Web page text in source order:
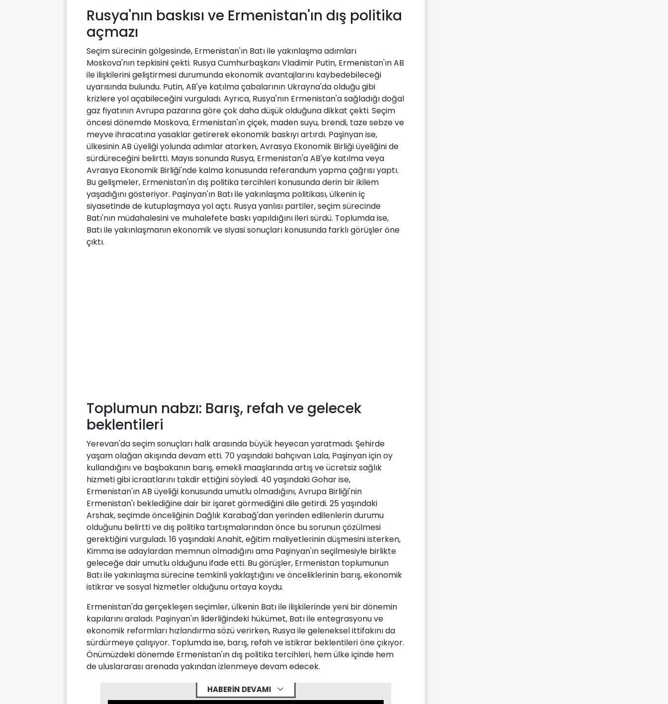
Rusya'nın baskısı ve Ermenistan'ın dış politika
açmazı
Seçim sürecinin gölgesinde, Ermenistan'ın Batı ile yakınlaşma adımları
Moskova'nın tepkisini çekti. Rusya Cumhurbaşkanı Vladimir Putin, Ermenistan'ın AB
ile ilişkilerini geliştirmesi durumunda ekonomik avantajlarını kaybedebileceği
uyarısında bulundu. Putin, AB'ye katılma çabalarının Ukrayna'da olduğu gibi
krizlere yol açabileceğini vurguladı. Ayrıca, Rusya'nın Ermenistan'a sağladığı doğal
gaz fiyatının Avrupa pazarına göre çok daha düşük olduğuna dikkat çekti. Seçim
öncesi dönemde Moskova, Ermenistan'ın çiçek, maden suyu, brendi, taze sebze ve
meyve ihracatına yasaklar getirerek ekonomik baskıyı artırdı. Paşinyan ise,
ülkesinin AB üyeliği yolunda adımlar atarken, Avrasya Ekonomik Birliği üyeliğini de
sürdüreceğini belirtti. Mayıs sonunda Rusya, Ermenistan'a AB'ye katılma veya
Avrasya Ekonomik Birliği'nde kalma konusunda referandum yapma çağrısı yaptı.
Bu gelişmeler, Ermenistan'ın dış politika tercihleri konusunda derin bir ikilem
yaşadığını gösteriyor. Paşinyan'ın Batı ile yakınlaşma politikası, ülkenin iç
siyasetinde de kutuplaşmaya yol açtı. Rusya yanlısı partiler, seçim sürecinde
Batı'nın müdahalesini ve muhalefete baskı yapıldığını ileri sürdü. Toplumda ise,
Batı ile yakınlaşmanın ekonomik ve siyasi sonuçları konusunda farklı görüşler öne
çıktı.
Toplumun nabzı: Barış, refah ve gelecek
beklentileri
Yerevan'da seçim sonuçları halk arasında büyük heyecan yaratmadı. Şehirde
yaşam olağan akışında devam etti. 70 yaşındaki bahçıvan Lala, Paşinyan için oy
kullandığını ve başbakanın barış, emekli maaşlarında artış ve ücretsiz sağlık
hizmeti gibi icraatlarını takdir ettiğini söyledi. 40 yaşındaki Gohar ise,
Ermenistan'ın AB üyeliği konusunda umutlu olmadığını, Avrupa Birliği'nin
Ermenistan'ı beklediğine dair bir işaret görmediğini dile getirdi. 25 yaşındaki
Arshak, seçimde önceliğinin Dağlık Karabağ'dan yerinden edilenlerin durumu
olduğunu belirtti ve dış politika tartışmalarından önce bu sorunun çözülmesi
gerektiğini vurguladı. 16 yaşındaki Anahit, eğitim maliyetlerinin düşmesini isterken,
Kimma ise adaylardan memnun olmadığını ama Paşinyan'ın seçilmesiyle birlikte
geleceğe dair umutlu olduğunu ifade etti. Bu görüşler, Ermenistan toplumunun
Batı ile yakınlaşma sürecine temkinli yaklaştığını ve önceliklerinin barış, ekonomik
istikrar ve sosyal hizmetler olduğunu ortaya koydu.
Ermenistan'da gerçekleşen seçimler, ülkenin Batı ile ilişkilerinde yeni bir dönemin
kapılarını araladı. Paşinyan'ın liderliğindeki hükümet, Batı ile entegrasyonu ve
ekonomik reformları hızlandırma sözü verirken, Rusya ile geleneksel ittifakını da
sürdürmeye çalışıyor. Toplumda ise, barış, refah ve istikrar beklentileri öne çıkıyor.
Önümüzdeki dönemde Ermenistan'ın dış politika tercihleri, hem ülke içinde hem
de uluslararası arenada yakından izlenmeye devam edecek.
HABERİN DEVAMI